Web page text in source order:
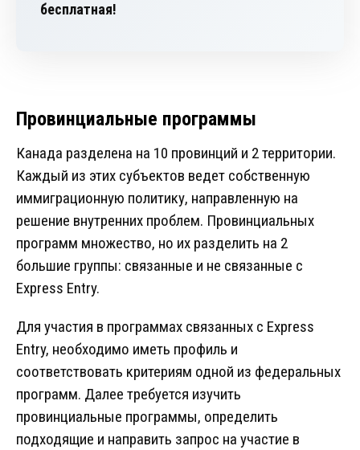
бесплатная!
Провинциальные программы
Канада разделена на 10 провинций и 2 территории.
Каждый из этих субъектов ведет собственную
иммиграционную политику, направленную на
решение внутренних проблем. Провинциальных
программ множество, но их разделить на 2
большие группы: связанные и не связанные с
Express Entry.
Для участия в программах связанных с Express
Entry, необходимо иметь профиль и
соответствовать критериям одной из федеральных
программ. Далее требуется изучить
провинциальные программы, определить
подходящие и направить запрос на участие в